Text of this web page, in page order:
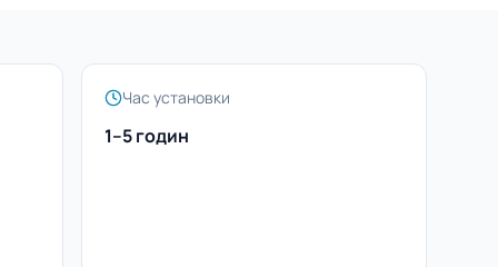
Час установки
1–5 годин